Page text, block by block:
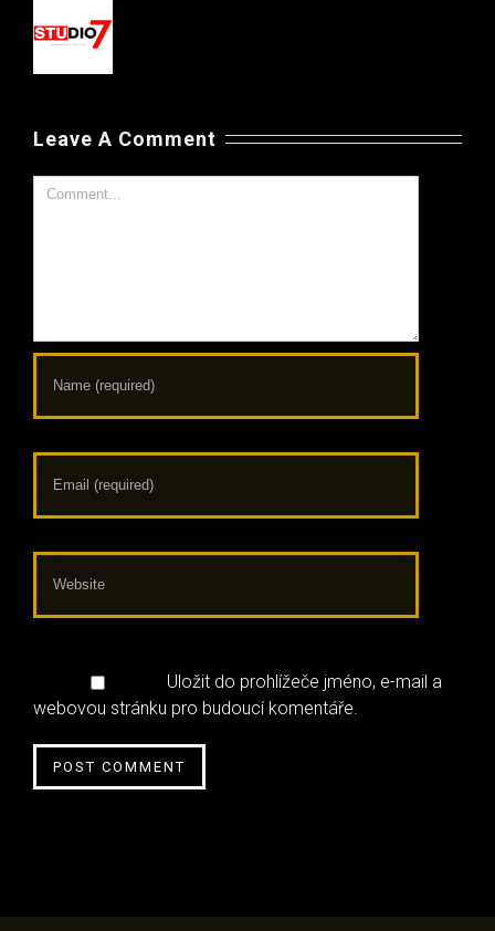
Leave A Comment
Comment
Uložit do prohlížeče jméno, e-mail a
webovou stránku pro budoucí komentáře.